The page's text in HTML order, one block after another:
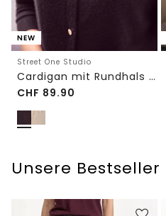
NEW
Street One Studio
Cardigan mit Rundhals und Knöpfen
CHF 89.90
Unsere Bestseller